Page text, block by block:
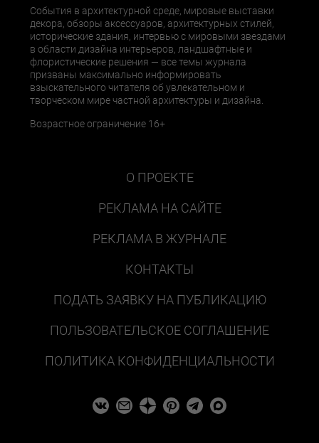
События в архитектурной среде, мировые выставки
декора, обзоры аксессуаров, архитектурных стилей,
исторические здания, интервью с мировыми звездами
в области дизайна интерьеров, ландшафтные и
флористические решения — все темы журнала
призваны максимально информировать
взыскательного читателя об увлекательном и
творческом мире частной архитектуры и дизайна.
Возрастное ограничение 16+
О ПРОЕКТЕ
РЕКЛАМА НА САЙТЕ
РЕКЛАМА В ЖУРНАЛЕ
КОНТАКТЫ
ПОДАТЬ ЗАЯВКУ НА ПУБЛИКАЦИЮ
ПОЛЬЗОВАТЕЛЬСКОЕ СОГЛАШЕНИЕ
ПОЛИТИКА КОНФИДЕНЦИАЛЬНОСТИ